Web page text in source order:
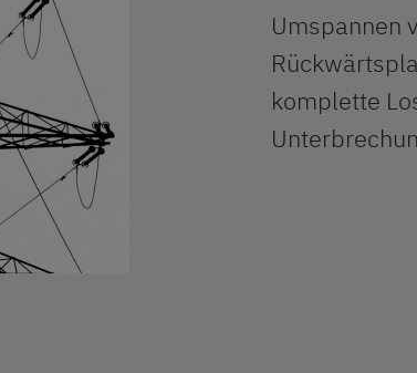
Umspannen
komplette